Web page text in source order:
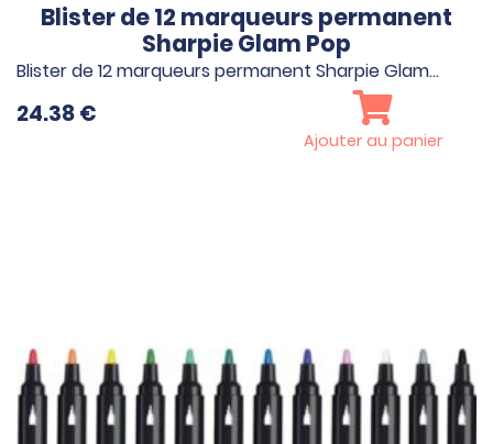
Blister de 12 marqueurs permanent
Sharpie Glam Pop
Blister de 12 marqueurs permanent Sharpie Glam…
24.38€
Ajouter au panier